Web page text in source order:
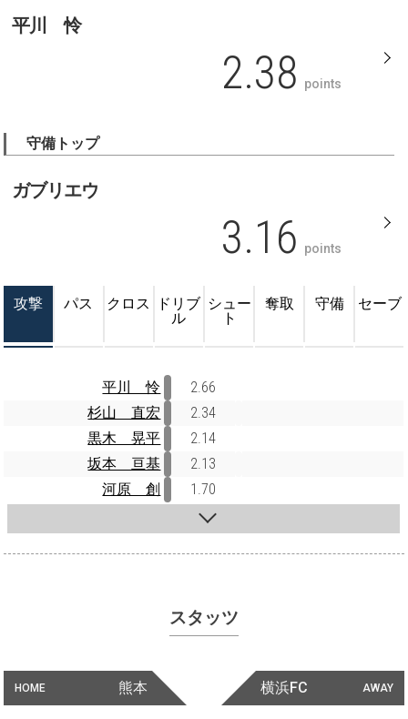
平川 怜
2.38 points
守備トップ
ガブリエウ
3.16 points
攻撃 パス クロス
ドリブ
ル
シュー
ト
奪取 守備 セーブ
平川 怜
2.66
杉山 直宏
2.34
黒木 晃平
2.14
坂本 亘基
2.13
河原 創
1.70
スタッツ
HOME 熊本 AWAY
横浜FC